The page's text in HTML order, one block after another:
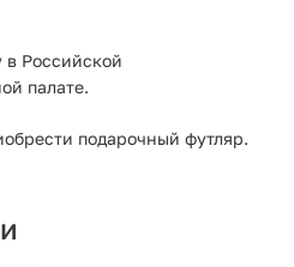
в Российской
палате.
подарочный футляр.